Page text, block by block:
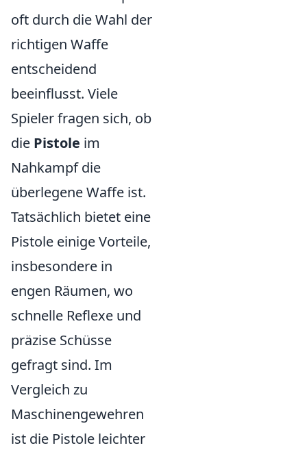
oft durch die Wahl der
richtigen Waffe
entscheidend
beeinflusst. Viele
Spieler fragen sich, ob
die Pistole im
Nahkampf die
überlegene Waffe ist.
Tatsächlich bietet eine
Pistole einige Vorteile,
insbesondere in
engen Räumen, wo
schnelle Reflexe und
präzise Schüsse
gefragt sind. Im
Vergleich zu
Maschinengewehren
ist die Pistole leichter